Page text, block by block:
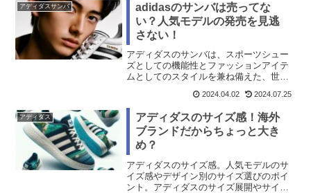
アディダスサンバ
adidasのサンバは売ってな
い？人気モデルの発売を見逃
さない！
アディダスのサンバは、スポーツシュー
ズとしての機能性とファッションアイテ
ムとしてのスタイルを兼ね備えた、世界
の秘密や購入方法、売り切れる理由、偽
物を避ける方法などを詳しく解説しま
す。
2024.04.02 2024.07.25
アディダス
アディダスのサイズ感！海外
ブランドだからちょっと大き
め？
アディダスのサイズ感。人気モデルのサ
イズ感やデザイン別のサイズ選びのポイ
ント。アディダスのサイズ展開やサイズ